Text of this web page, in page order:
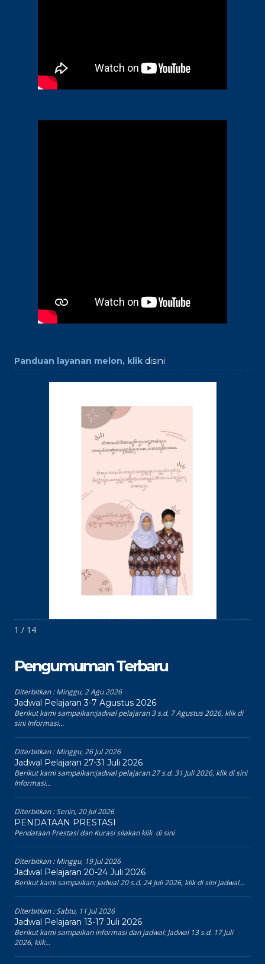
Panduan layanan melon, klik disini
1 / 14
Pengumuman Terbaru
Diterbitkan :Minggu, 2 Agu 2026
Jadwal Pelajaran 3-7 Agustus 2026
Berikut kami sampaikan:jadwal pelajaran 3 s.d. 7 Agustus 2026, klik di
sini Informasi...
Diterbitkan :Minggu, 26 Jul 2026
Jadwal Pelajaran 27-31 Juli 2026
Berikut kami sampaikan:jadwal pelajaran 27 s.d. 31 Juli 2026, klik di sini
Informasi...
Diterbitkan :Senin, 20 Jul 2026
PENDATAAN PRESTASI
Pendataan Prestasi dan Kurasi silakan klik di sini
Diterbitkan :Minggu, 19 Jul 2026
Jadwal Pelajaran 20-24 Juli 2026
Berikut kami sampaikan: Jadwal 20 s.d. 24 Juli 2026, klik di sini Jadwal...
Diterbitkan :Sabtu, 11 Jul 2026
Jadwal Pelajaran 13-17 Juli 2026
Berikut kami sampaikan informasi dan jadwal: Jadwal 13 s.d. 17 Juli
2026, klik...